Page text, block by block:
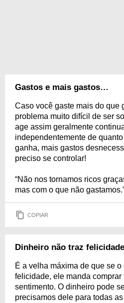
Gastos e mais gastos…
Caso você gaste mais do que
problema muito difícil de ser
age assim geralmente
independentemente de
ganha, mais gastos
preciso se controlar!
“Não nos tornamos ricos
mas com o que não
COPIAR
Dinheiro não traz
É a velha máxima de que se
felicidade, ele manda
sentimento. O dinheiro pode
precisamos dele para todas